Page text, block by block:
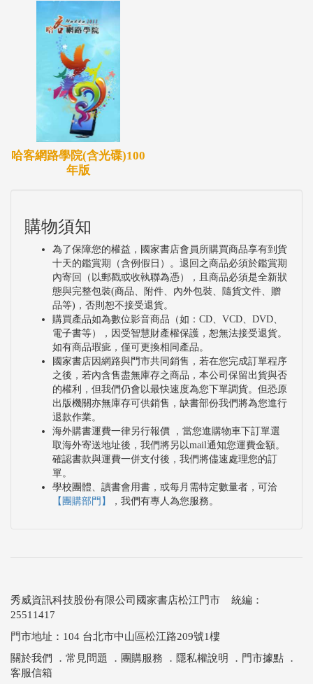
哈客網路學院(含光碟)100
年版
購物須知
為了保障您的權益，國家書店會員所購買商品享有到貨
十天的鑑賞期（含例假日）。退回之商品必須於鑑賞期
內寄回（以郵戳或收執聯為憑），且商品必須是全新狀
態與完整包裝(商品、附件、內外包裝、隨貨文件、贈
品等)，否則恕不接受退貨。
購買產品如為數位影音商品（如：CD、VCD、DVD、
電子書等），因受智慧財產權保護，恕無法接受退貨。
如有商品瑕疵，僅可更換相同產品。
國家書店因網路與門市共同銷售，若在您完成訂單程序
之後，若內含售盡無庫存之商品，本公司保留出貨與否
的權利，但我們仍會以最快速度為您下單調貨。但恐原
出版機關亦無庫存可供銷售，缺書部份我們將為您進行
退款作業。
海外購書運費一律另行報價 ，當您進購物車下訂單選
取海外寄送地址後，我們將另以mail通知您運費金額。
確認書款與運費一併支付後，我們將儘速處理您的訂
單。
學校團體、讀書會用書，或每月需特定數量者，可洽
【團購部門】
，我們有專人為您服務。
秀威資訊科技股份有限公司國家書店松江門市 統編：
25511417
門市地址：104 台北市中山區松江路209號1樓
關於我們 ． 常見問題 ． 團購服務 ． 隱私權說明 ． 門市據點 ．
客服信箱